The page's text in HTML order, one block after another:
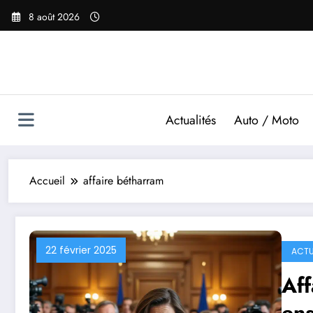
Aller
8 août 2026
Actualités Auto / Moto
Accueil affaire bétharram
22 février 2025